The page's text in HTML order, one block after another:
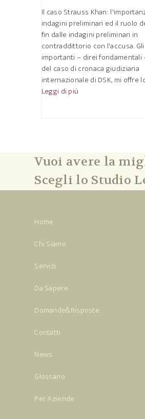
Il caso Strauss Khan:
indagini preliminari ed il ruolo
fin dalle indagini preliminari in
contraddittorio con l'accusa.
importanti – direi fondamentali
del caso di cronaca giudiziaria
internazionale di DSK, mi offre
Leggi di più
Vuoi avere la
Scegli lo Studio
Home
Chi Siamo
Servizi
Da Sapere
Domande&Risposte
Contatti
News
Glossario
Per Aziende